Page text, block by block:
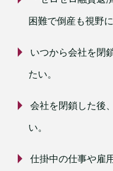
困難で倒産も視野
いつから会社を閉
たい。
会社を閉鎖した後
い。
仕掛中の仕事や雇